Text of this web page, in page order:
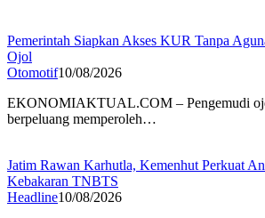
Pemerintah Siapkan Akses KUR Tanpa
Ojol
Otomotif10/08/2026
EKONOMIAKTUAL.COM – Pengemudi
berpeluang memperoleh…
Jatim Rawan Karhutla, Kemenhut Perkuat
Kebakaran TNBTS
Headline10/08/2026